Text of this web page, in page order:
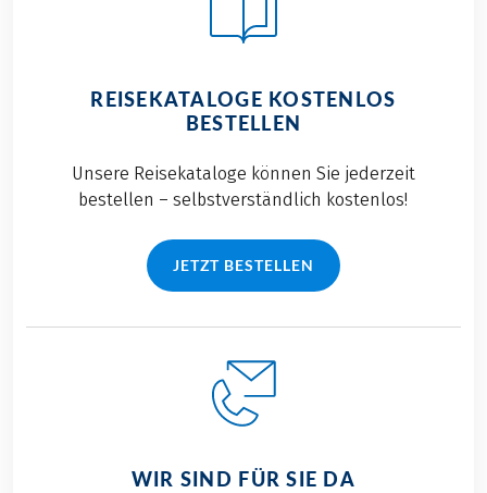
REISEKATALOGE KOSTENLOS
BESTELLEN
Unsere Reisekataloge können Sie jederzeit
bestellen – selbstverständlich kostenlos!
JETZT BESTELLEN
WIR SIND FÜR SIE DA